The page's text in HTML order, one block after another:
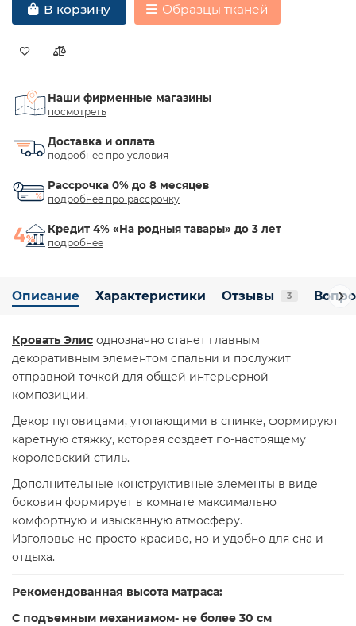
В корзину Образцы тканей
Наши фирменные магазины
посмотреть
Доставка и оплата
подробнее про условия
Рассрочка 0% до 8 месяцев
подробнее про рассрочку
Кредит 4% «На родныя тавары» до 3 лет
подробнее
Описание Характеристики Отзывы 3
Кровать Элис однозначно станет главным
декоративным элементом спальни и послужит
отправной точкой для общей интерьерной
композиции.
Декор пуговицами, утопающими в спинке, формируют
каретную стяжку, которая создает по-настоящему
королевский стиль.
Дополнительные конструктивные элементы в виде
боковин формирует в комнате максимально
комфортную и изысканную атмосферу.
Изголовье не просто красиво, но и удобно для сна и
отдыха.
Рекомендованная высота матраса:
С подъемным механизмом- не более 30 см